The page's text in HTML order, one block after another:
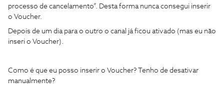
processo de cancelamento”. Desta forma nunca consegui inserir
o Voucher.
Depois de um dia para o outro o canal já ficou ativado (mas eu não
inseri o Voucher).
Como é que eu posso inserir o Voucher? Tenho de desativar
manualmente?